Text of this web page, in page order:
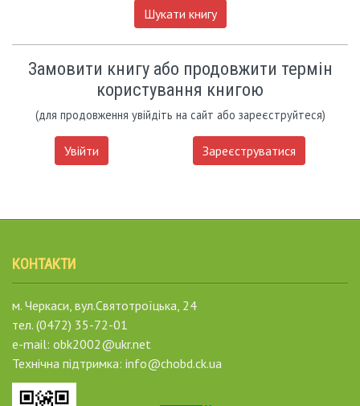
Шукати книгу
Замовити книгу або продовжити термін
користування книгою
(для продовження увійдіть на сайт або зареєструйтеся)
Увійти Зареєструватися
КОНТАКТИ
м. Черкаси, вул.Святотроїцька, 24
тел. (0472) 35-72-01
e-mail: obk2002@ukr.net
Технічна підтримка: info@chobd.ck.ua